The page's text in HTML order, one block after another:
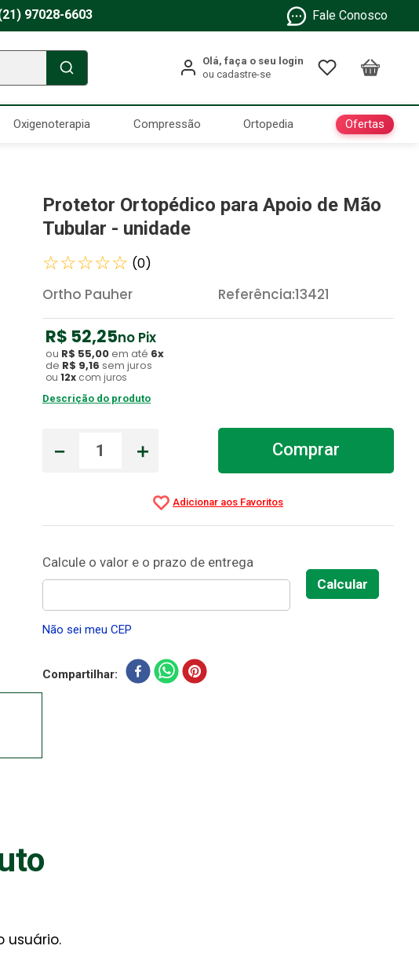
97028-6603 Fale Conosco
Oxigenoterapia Compressão Ortopedia Ofertas
Protetor Ortopédico para Apoio de Mão
Tubular - unidade
☆☆☆☆☆ (0)
Ortho Pauher Referência:13421
R$ 52,25no Pix
ou R$ 55,00em até 6x
de R$ 9,16 sem juros
ou 12x com juros
Descrição do produto
＋
－ Comprar
Não sei meu CEP
Compartilhar
usuário.